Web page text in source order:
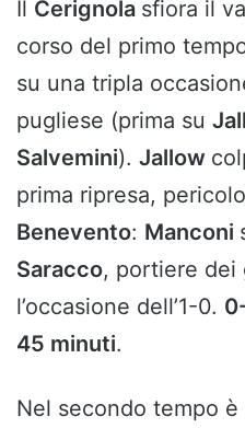
Il Cerignola sfiora il
corso del primo
su una tripla
pugliese (prima su
Salvemini). Jallow
prima ripresa,
Benevento: Manconi
Saracco, portiere dei
l’occasione dell’1-0.
45 minuti.
Nel secondo tempo è